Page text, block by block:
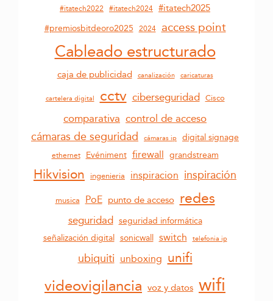
#itatech2022 #itatech2024 #itatech2025
#premiosbitdeoro2025 2024 access point
Cableado estructurado
caja de publicidad canalización caricaturas
cartelera digital cctv ciberseguridad Cisco
comparativa control de acceso
cámaras de seguridad cámaras ip digital signage
ethernet Evéniment firewall grandstream
Hikvision ingenieria inspiracion inspiración
musica PoE punto de acceso redes
seguridad seguridad informática
señalización digital sonicwall switch telefonia ip
ubiquiti unboxing unifi
videovigilancia voz y datos wifi